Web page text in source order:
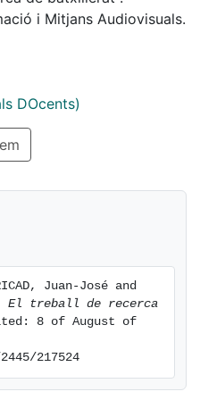
Dialnet o RACO, així
les cerques
estils com APA,
exemples pràctics per a
homogènia. El document
de la informació i la
camp professional,
aquesta àrea durant
habilitats per a
útil en contextos
i Mitjans Audiovisuals.
DOcents)
Juan-José and
El treball de recerca
8 of August of
217524